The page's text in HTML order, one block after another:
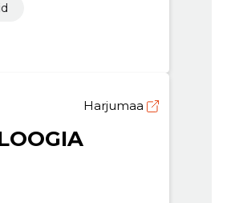
Harjumaa